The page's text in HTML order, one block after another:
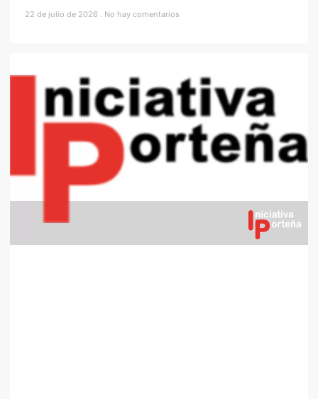
22 de julio de 2026 No hay comentarios